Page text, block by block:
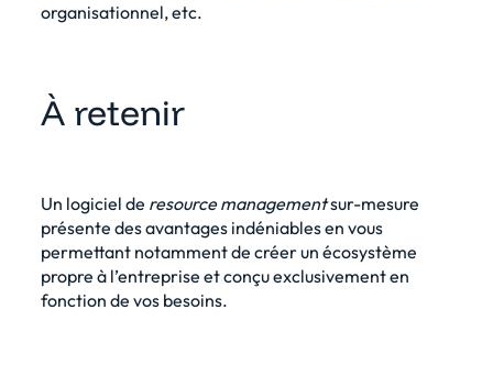
organisationnel, etc.
À retenir
Un logiciel de resource managementsur-mesure
présente des avantages indéniables en vous
permettant notamment de créer un écosystème
propre à l’entreprise et conçu exclusivement en
fonction de vos besoins.